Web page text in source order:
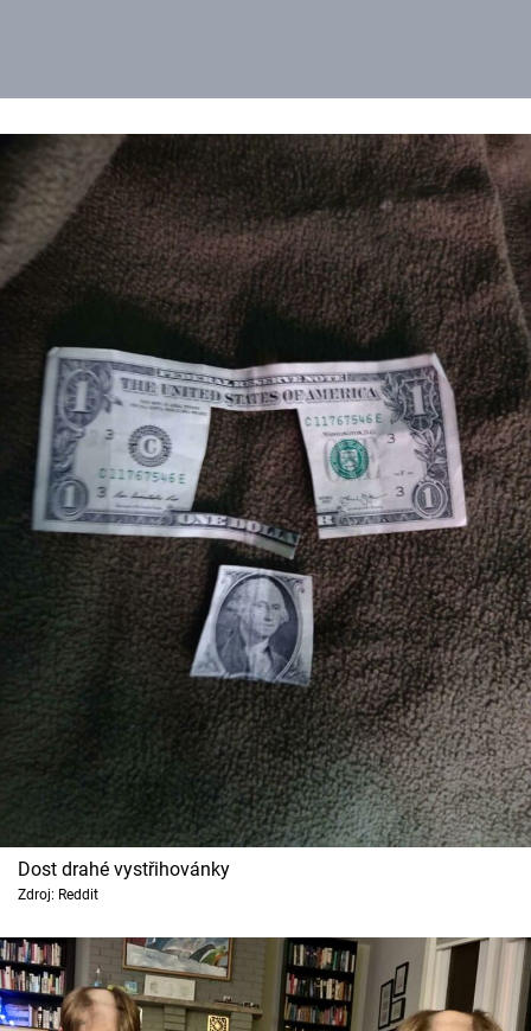
Dost drahé vystřihovánky
Zdroj: Reddit